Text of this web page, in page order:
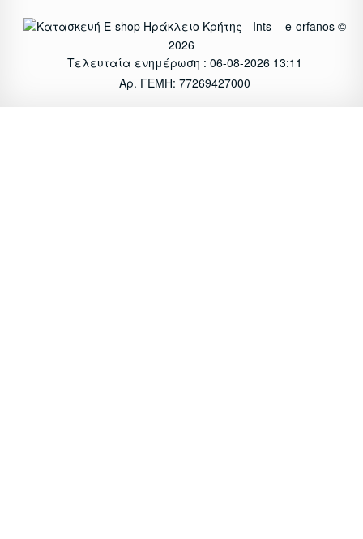
e-orfanos ©
2026
Τελευταία ενημέρωση : 06-08-2026 13:11
Αρ. ΓΕΜΗ: 77269427000